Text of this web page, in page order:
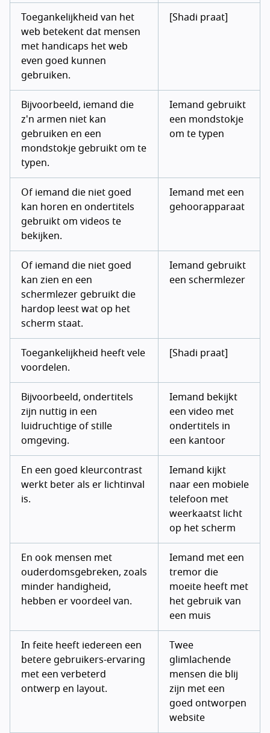
Toegankelijkheid van het
web betekent dat mensen
met handicaps het web
even goed kunnen
gebruiken.
[Shadi praat]
Bijvoorbeeld, iemand die
z'n armen niet kan
gebruiken en een
mondstokje gebruikt om te
typen.
Iemand gebruikt
een mondstokje
om te typen
Of iemand die niet goed
kan horen en ondertitels
gebruikt om videos te
bekijken.
Iemand met een
gehoorapparaat
Of iemand die niet goed
kan zien en een
schermlezer gebruikt die
hardop leest wat op het
scherm staat.
Iemand gebruikt
een schermlezer
Toegankelijkheid heeft vele
voordelen.
[Shadi praat]
Bijvoorbeeld, ondertitels
zijn nuttig in een
luidruchtige of stille
omgeving.
Iemand bekijkt
een video met
ondertitels in
een kantoor
En een goed kleurcontrast
werkt beter als er lichtinval
is.
Iemand kijkt
naar een mobiele
telefoon met
weerkaatst licht
op het scherm
En ook mensen met
ouderdomsgebreken, zoals
minder handigheid,
hebben er voordeel van.
Iemand met een
tremor die
moeite heeft met
het gebruik van
een muis
In feite heeft iedereen een
betere gebruikers-ervaring
met een verbeterd
ontwerp en layout.
Twee
glimlachende
mensen die blij
zijn met een
goed ontworpen
website